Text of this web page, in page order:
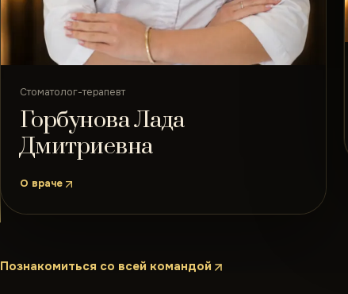
Стоматолог-терапевт
Горбунова Лада
Дмитриевна
О враче
Познакомиться со всей командой